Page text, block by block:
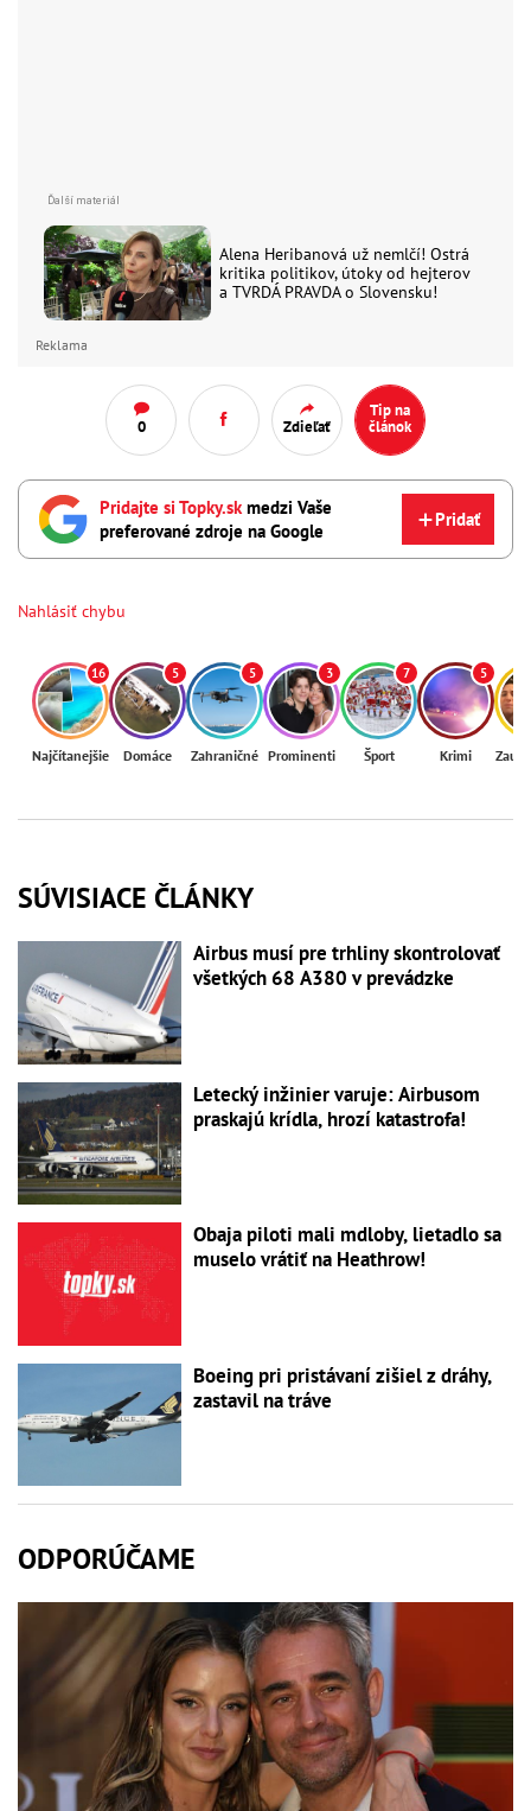
Alena Heribanová už nemlčí! Ostrá
kritika politikov, útoky od hejterov
a TVRDÁ PRAVDA o Slovensku!
Reklama
0 Zdieľať
Tip na
článok
Pridajte si Topky.sk medzi Vaše
preferované zdroje na Google
Pridať
Nahlásiť chybu
16
Najčítanejšie
5
Domáce
5
Zahraničné
3
Prominenti
7
Šport
5
Krimi
SÚVISIACE ČLÁNKY
Airbus musí pre trhliny skontrolovať
všetkých 68 A380 v prevádzke
Letecký inžinier varuje: Airbusom
praskajú krídla, hrozí katastrofa!
Obaja piloti mali mdloby, lietadlo sa
muselo vrátiť na Heathrow!
Boeing pri pristávaní zišiel z dráhy,
zastavil na tráve
ODPORÚČAME